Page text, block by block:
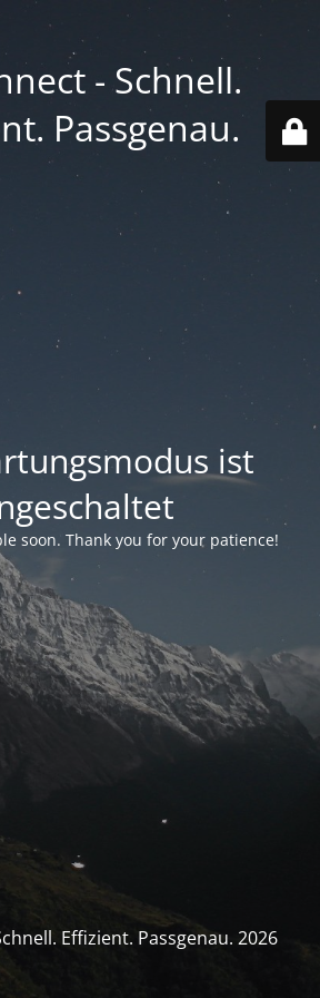
- Schnell.
Passgenau.
ist
soon. Thank you for your patience!
Effizient. Passgenau. 2026